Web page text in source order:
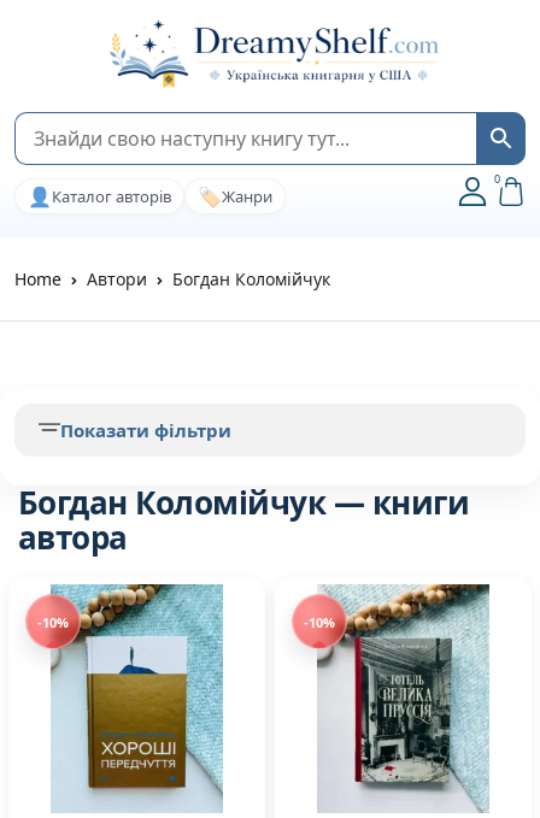
👤 Каталог авторів 🏷️Жанри
0
Home Автори Богдан Коломійчук
Богдан Коломійчук — книги
автора
-10% -10%
Показати фільтри